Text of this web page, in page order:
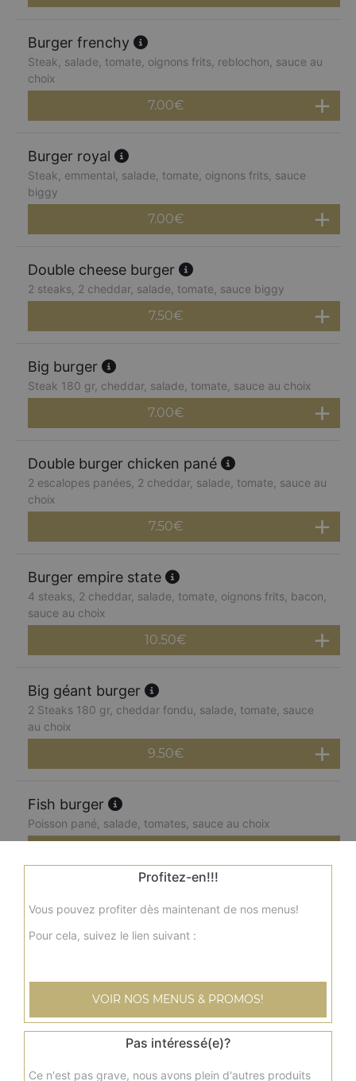
Burger frenchy
Steak, salade, tomate, oignons frits, reblochon, sauce au
choix
7.00€
Burger royal
Steak, emmental, salade, tomate, oignons frits, sauce
biggy
7.00€
Double cheese burger
2 steaks, 2 cheddar, salade, tomate, sauce biggy
7.50€
Big burger
Steak 180 gr, cheddar, salade, tomate, sauce au choix
7.00€
Double burger chicken pané
2 escalopes panées, 2 cheddar, salade, tomate, sauce au
choix
7.50€
Burger empire state
4 steaks, 2 cheddar, salade, tomate, oignons frits, bacon,
sauce au choix
10.50€
Big géant burger
2 Steaks 180 gr, cheddar fondu, salade, tomate, sauce
au choix
9.50€
Fish burger
Poisson pané, salade, tomates, sauce au choix
Double fish burger
2 poissons panés, salade, tomates, sauce au choix
Menu cheese burger
Steak, cheddar fondu, salade, tomate, sauce au choix +
frites + 1 boisson 33 cl
Profitez-en!!!
Vous pouvez profiter dès maintenant de nos menus!
Pour cela, suivez le lien suivant :
VOIR NOS MENUS & PROMOS!
Pas intéressé(e)?
Ce n'est pas grave, nous avons plein d'autres produits